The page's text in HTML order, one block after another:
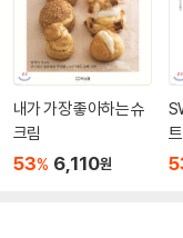
내가 가장 좋아하는 슈
크림
53% 6,110원